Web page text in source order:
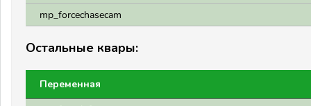
mp_forcechasecam
Остальные квары:
Переменная